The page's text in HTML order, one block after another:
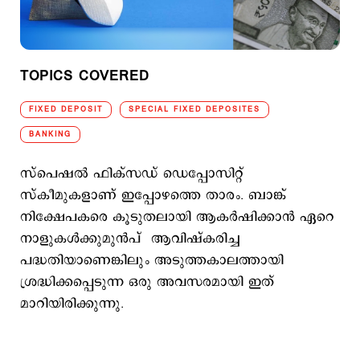
TOPICS COVERED
FIXED DEPOSIT SPECIAL FIXED DEPOSITES
BANKING
സ്പെഷല്‍ ഫിക്സഡ് ഡെപ്പോസിറ്റ്
സ്കീമുകളാണ് ഇപ്പോഴത്തെ താരം. ബാങ്ക്
നിക്ഷേപകരെ കൂടുതലായി ആകര്‍ഷിക്കാന്‍ ഏറെ
നാളുകള്‍ക്കുമുന്‍പ് ആവിഷ്കരിച്ച
പദ്ധതിയാണെങ്കിലും അടുത്തകാലത്തായി
ശ്രദ്ധിക്കപ്പെടുന്ന ഒരു അവസരമായി ഇത്
മാറിയിരിക്കുന്നു.